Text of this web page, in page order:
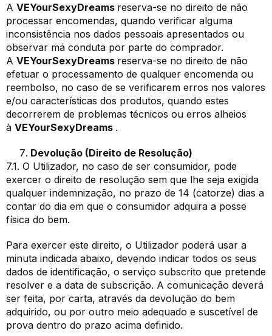
A VEYourSexyDreams reserva-se no direito de não
processar encomendas, quando verificar alguma
inconsistência nos dados pessoais apresentados ou
observar má conduta por parte do comprador.
A VEYourSexyDreams reserva-se no direito de não
efetuar o processamento de qualquer encomenda ou
reembolso, no caso de se verificarem erros nos valores
e/ou características dos produtos, quando estes
decorrerem de problemas técnicos ou erros alheios
à VEYourSexyDreams .
Devolução (Direito de Resolução)
7.1. O Utilizador, no caso de ser consumidor, pode
exercer o direito de resolução sem que lhe seja exigida
qualquer indemnização, no prazo de 14 (catorze) dias a
contar do dia em que o consumidor adquira a posse
física do bem.
Para exercer este direito, o Utilizador poderá usar a
minuta indicada abaixo, devendo indicar todos os seus
dados de identificação, o serviço subscrito que pretende
resolver e a data de subscrição. A comunicação deverá
ser feita, por carta, através da devolução do bem
adquirido, ou por outro meio adequado e suscetível de
prova dentro do prazo acima definido.